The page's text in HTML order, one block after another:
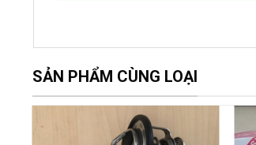
SẢN PHẨM CÙNG LOẠI